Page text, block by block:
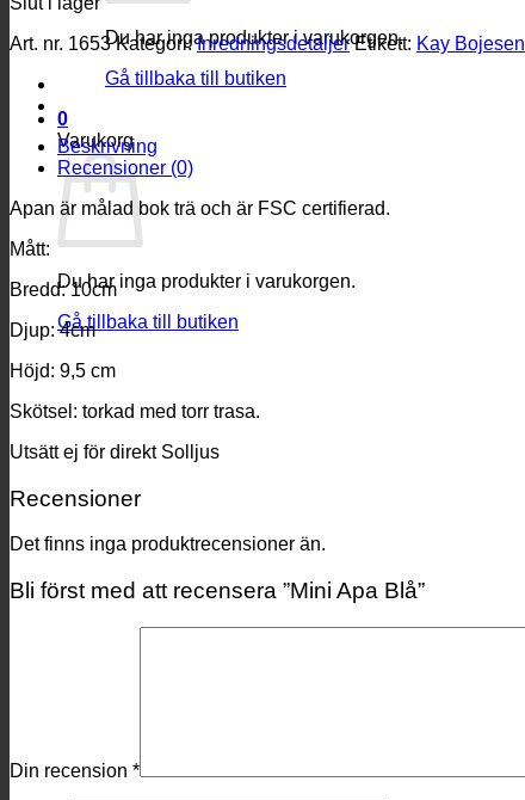
Du har inga produkter i varukorgen.
Gå tillbaka till butiken
0
Varukorg
Du har inga produkter i varukorgen.
Gå tillbaka till butiken
Art. nr. 1653 Kategori:Inredningsdetaljer Etikett: Kay Bojesen
Beskrivning
Recensioner (0)
Apan är målad bok trä och är FSC certifierad.
Mått:
Bredd: 10cm
Djup: 4cm
Höjd: 9,5 cm
Skötsel: torkad med torr trasa.
Utsätt ej för direkt Solljus
Recensioner
Det finns inga produktrecensioner än.
Bli först med att recensera ”Mini Apa Blå”
Din recension *